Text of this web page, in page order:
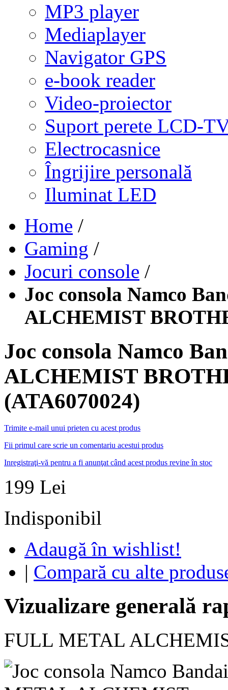
MP3 player
Mediaplayer
Navigator GPS
e-book reader
Video-proiector
Suport perete LCD-
Electrocasnice
Îngrijire personală
Iluminat LED
Home /
Gaming /
Jocuri console /
Joc consola Namco
ALCHEMIST
Joc consola Namco
ALCHEMIST
(ATA6070024)
Trimite e-mail unui prieten cu acest produs
Fii primul care scrie un comentariu acestui produs
Inregistraţi-vă pentru a fi anunţat când acest produs revine în stoc
199 Lei
Indisponibil
Adaugă în wishlist!
| Compară cu alte
Vizualizare generală
FULL METAL